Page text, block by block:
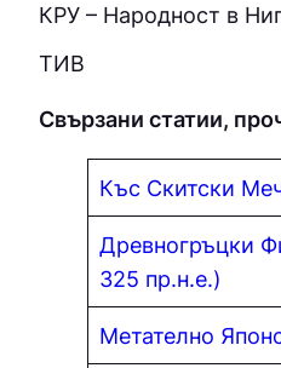
КPУ – Народност в
ТИВ
Свързани статии,
Къс Скитски
Древногръцки
325 пр.н.е.)
Метателно